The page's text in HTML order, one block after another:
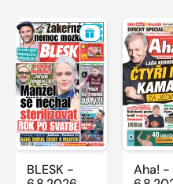
BLESK -
Aha! -